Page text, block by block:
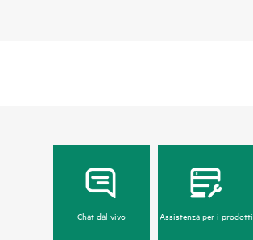
Chat dal vivo Assistenza per i prodotti